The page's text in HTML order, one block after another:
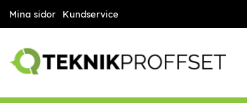
Mina sidor Kundservice